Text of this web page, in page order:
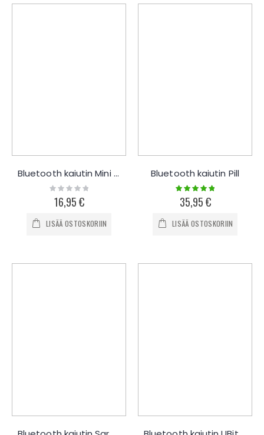
Bluetooth kaiutin Mini X3
Rating:
0%
16,95 €
LISÄÄ OSTOSKORIIN
Bluetooth kaiutin Pill
Rating:
100%
35,95 €
LISÄÄ OSTOSKORIIN